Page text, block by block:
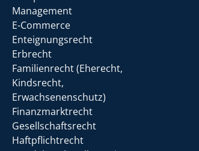
Management
E-Commerce
Enteignungsrecht
Erbrecht
Familienrecht (Eherecht,
Kindsrecht,
Erwachsenenschutz)
Finanzmarktrecht
Gesellschaftsrecht
Haftpflichtrecht